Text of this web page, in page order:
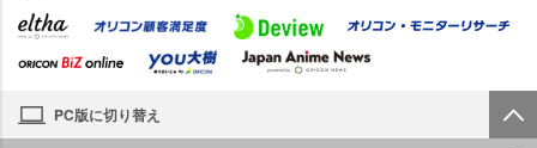
PC版に切り替え